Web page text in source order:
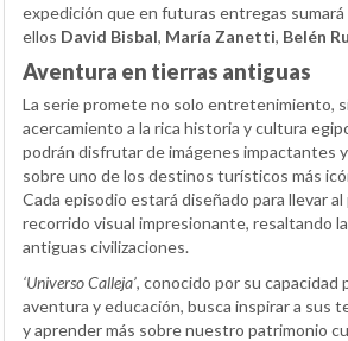
expedición que en futuras entregas
ellos David Bisbal, María Zanetti, Belén
Aventura en tierras antiguas
La serie promete no solo entretenimiento,
acercamiento a la rica historia y cultura
podrán disfrutar de imágenes impactantes
sobre uno de los destinos turísticos más
Cada episodio estará diseñado para llevar
recorrido visual impresionante, resaltando
antiguas civilizaciones.
‘Universo Calleja’, conocido por su capacidad
aventura y educación, busca inspirar a sus
y aprender más sobre nuestro patrimonio